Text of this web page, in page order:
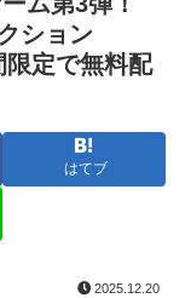
ション
定で無料配
はてブ
2025.12.20